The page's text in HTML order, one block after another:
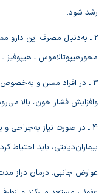
رشد شود.
2 ـ به‌دنبال‌ مصرف‌ اين‌
محورهيپوتالاموس‌ ـ هيپوفيز
3 ـ در افراد مسن‌ و
وافزايش‌ فشار خون‌، بالا
4 ـ در صورت‌ نياز به‌جراحي‌
بيماران‌ديابتي‌، بايد احتياط
عوارض‌ جانبي‌: درمان‌ دراز مدت‌